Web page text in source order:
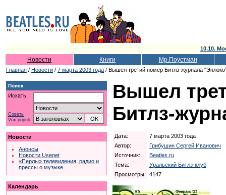
10.10.
Новости Книги Мр.Поустман
Главная / Новости / 7 марта 2003 года / Вышел третий номер Битлз-журнала
Поиск
Искать:
Советы
Vox populi
Новости
Анонсы
Новости Usenet
«Перлы» телевидения, радио и
прессы о музыке…
Календарь
Вышел
Битлз-
Дата:
7 марта 2003 года
Автор:
Грибушин Сергей Иванович
Источник:
Beatles.ru
Тема:
Уральский Битлз-клуб
Просмотры:
4147